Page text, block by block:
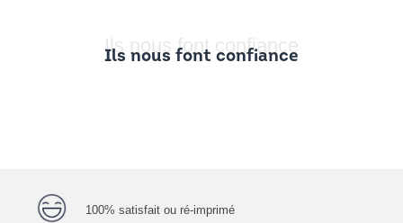
Ils nous font confiance
Ils nous font confiance
100% satisfait ou ré-imprimé